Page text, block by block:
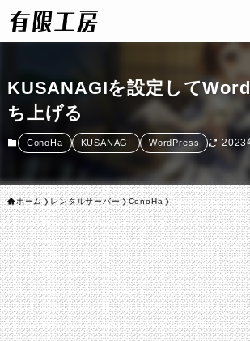
KUSANAGIを設定して
ち上げる
ConoHa KUSANAGI WordPress 2023
ホーム レンタルサーバー ConoHa